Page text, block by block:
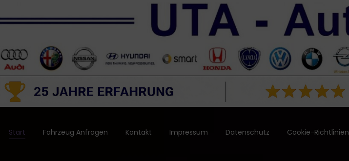
Start Fahrzeug Anfragen Kontakt Impressum Datenschutz Cookie-Richtlinien